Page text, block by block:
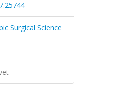
Surgical Science